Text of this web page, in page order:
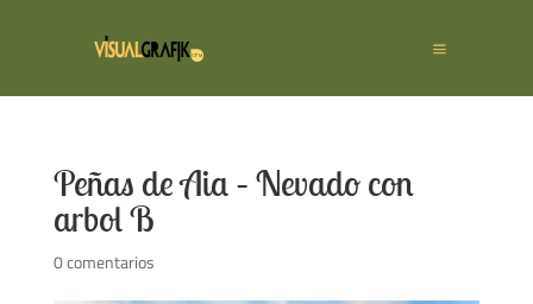
Peñas de Aia – Nevado con
arbol B
0 comentarios